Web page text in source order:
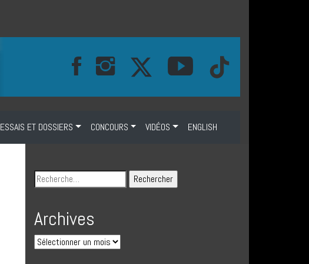
ESSAIS ET DOSSIERS CONCOURS VIDÉOS ENGLISH
Archives